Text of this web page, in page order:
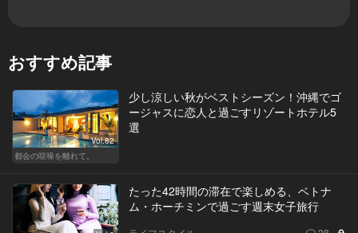
おすすめ記事
Vol.82
都会の喧噪を離れて。
少し涼しい秋がベストシーズン！沖縄でゴ
ージャスに恋人と過ごすリゾートホテル5
選
たった42時間の滞在で楽しめる、ベトナ
ム・ホーチミンで過ごす週末女子旅行